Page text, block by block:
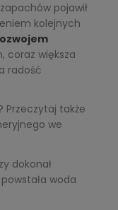
pojawił
kolejnych
coraz większa
radość
Przeczytaj także
we
dokonał
woda